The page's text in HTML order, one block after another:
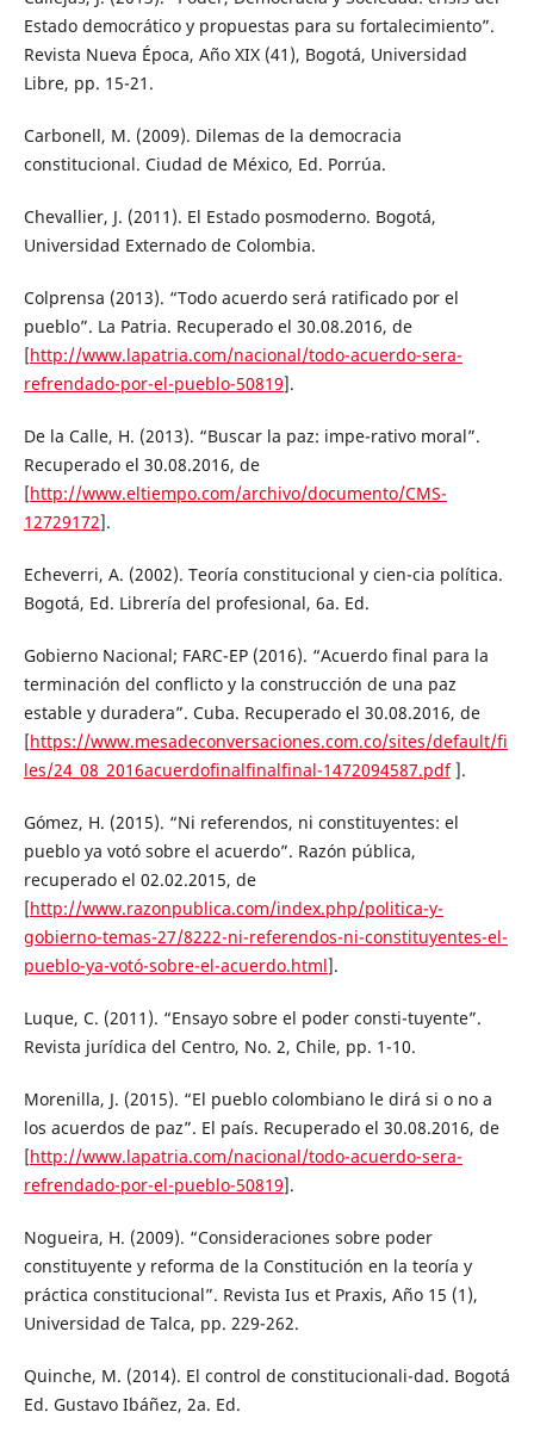
Estado democrático y propuestas para su fortalecimiento”.
Revista Nueva Época, Año XIX (41), Bogotá, Universidad
Libre, pp. 15-21.
Carbonell, M. (2009). Dilemas de la democracia
constitucional. Ciudad de México, Ed. Porrúa.
Chevallier, J. (2011). El Estado posmoderno. Bogotá,
Universidad Externado de Colombia.
Colprensa (2013). “Todo acuerdo será ratificado por el
pueblo”. La Patria. Recuperado el 30.08.2016, de
[http://www.lapatria.com/nacional/todo-acuerdo-sera-
refrendado-por-el-pueblo-50819].
De la Calle, H. (2013). “Buscar la paz: impe-rativo moral”.
Recuperado el 30.08.2016, de
[http://www.eltiempo.com/archivo/documento/CMS-
12729172].
Echeverri, A. (2002). Teoría constitucional y cien-cia política.
Bogotá, Ed. Librería del profesional, 6a. Ed.
Gobierno Nacional; FARC-EP (2016). “Acuerdo final para la
terminación del conflicto y la construcción de una paz
estable y duradera”. Cuba. Recuperado el 30.08.2016, de
[https://www.mesadeconversaciones.com.co/sites/default/fi
les/24_08_2016acuerdofinalfinalfinal-1472094587.pdf].
Gómez, H. (2015). “Ni referendos, ni constituyentes: el
pueblo ya votó sobre el acuerdo”. Razón pública,
recuperado el 02.02.2015, de
[http://www.razonpublica.com/index.php/politica-y-
gobierno-temas-27/8222-ni-referendos-ni-constituyentes-el-
pueblo-ya-votó-sobre-el-acuerdo.html].
Luque, C. (2011). “Ensayo sobre el poder consti-tuyente”.
Revista jurídica del Centro, No. 2, Chile, pp. 1-10.
Morenilla, J. (2015). “El pueblo colombiano le dirá si o no a
los acuerdos de paz”. El país. Recuperado el 30.08.2016, de
[http://www.lapatria.com/nacional/todo-acuerdo-sera-
refrendado-por-el-pueblo-50819].
Nogueira, H. (2009). “Consideraciones sobre poder
constituyente y reforma de la Constitución en la teoría y
práctica constitucional”. Revista Ius et Praxis, Año 15 (1),
Universidad de Talca, pp. 229-262.
Quinche, M. (2014). El control de constitucionali-dad. Bogotá
Ed. Gustavo Ibáñez, 2a. Ed.